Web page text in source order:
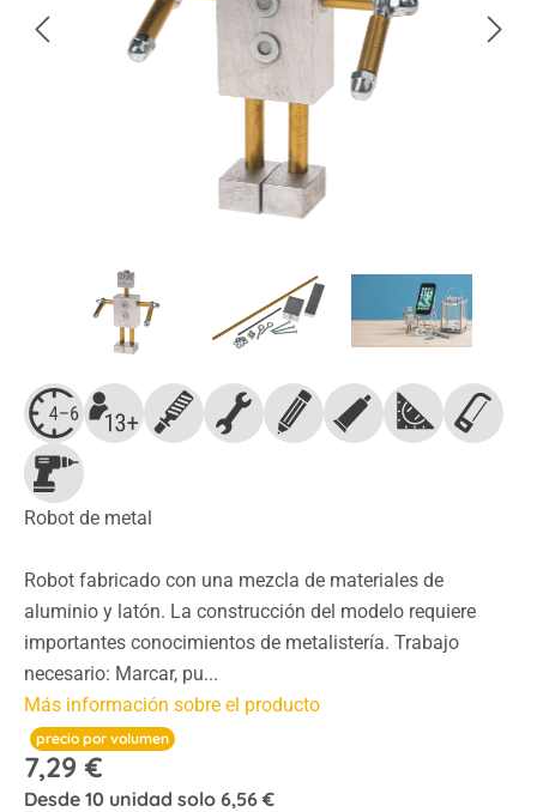
Robot de metal
Robot fabricado con una mezcla de materiales de
aluminio y latón. La construcción del modelo requiere
importantes conocimientos de metalistería. Trabajo
necesario: Marcar, pu...
Más información sobre el producto
precio por volumen
7,29 €
Desde 10 unidad solo 6,56 €